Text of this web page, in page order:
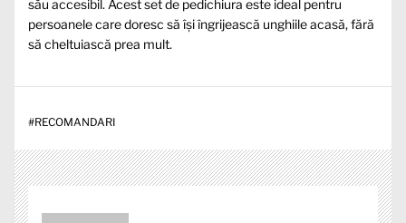
său accesibil. Acest set de pedichiura este ideal pentru
persoanele care doresc să își îngrijească unghiile acasă, fără
să cheltuiască prea mult.
#RECOMANDARI